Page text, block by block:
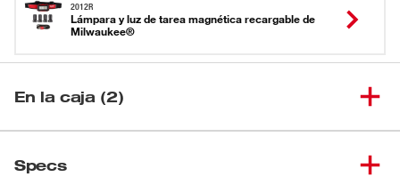
2012R
Lámpara y luz de tarea magnética recargable de
Milwaukee®
En la caja (2)
(1)
Specs